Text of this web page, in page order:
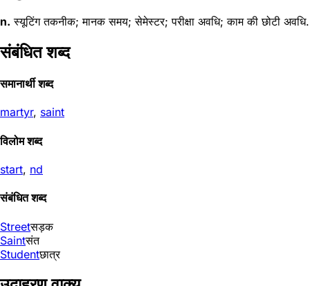
n. स्यूटिंग तकनीक; मानक समय; सेमेस्टर; परीक्षा अवधि; काम की छोटी अवधि.
संबंधित शब्द
समानार्थी शब्द
martyr, saint
विलोम शब्द
start, nd
संबंधित शब्द
Streetसड़क
Saintसंत
Studentछात्र